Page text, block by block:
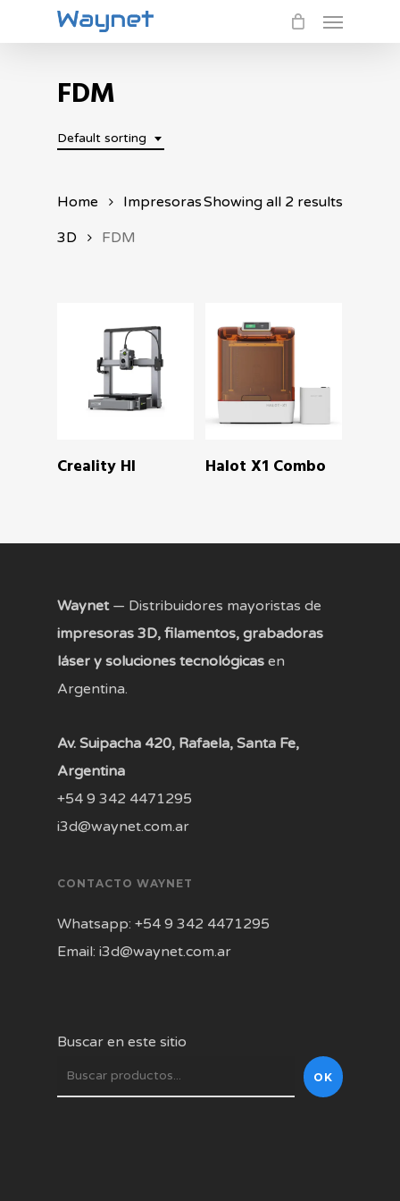
to
Menu
FDM
Default sorting
Showing all 2 results
Home
Impresoras
3D
FDM
READ MORE
Creality HI READ MORE
Halot X1 Combo
Waynet— Distribuidores mayoristas de
impresoras 3D, filamentos, grabadoras
láser y soluciones tecnológicas en
Argentina.
Av. Suipacha 420, Rafaela, Santa Fe,
Argentina
+54 9 342 4471295
i3d@waynet.com.ar
CONTACTO WAYNET
Whatsapp: +54 9 342 4471295
Email: i3d@waynet.com.ar
Buscar en este sitio
OK